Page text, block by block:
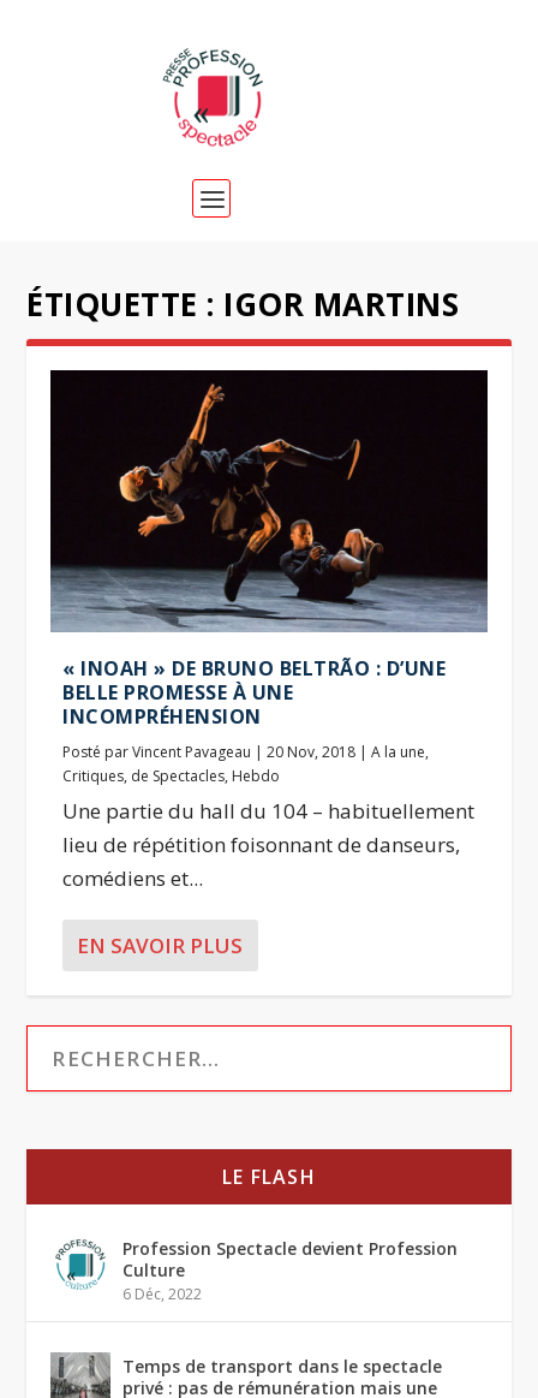
ÉTIQUETTE : IGOR MARTINS
« INOAH » DE BRUNO BELTRÃO : D’UNE
BELLE PROMESSE À UNE
INCOMPRÉHENSION
Posté parVincent Pavageau |20 Nov, 2018 |A la une,
Critiques, de Spectacles, Hebdo
Une partie du hall du 104 – habituellement
lieu de répétition foisonnant de danseurs,
comédiens et...
EN SAVOIR PLUS
LE FLASH
Profession Spectacle devient Profession
Culture
6 Déc, 2022
Temps de transport dans le spectacle
privé : pas de rémunération mais une